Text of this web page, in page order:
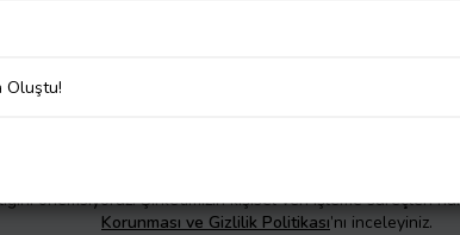
önemsiyoruz. Şirketimizin kişisel veri işleme süreçleri
Korunması ve Gizlilik Politikası’nı inceleyiniz.
Oluştu!